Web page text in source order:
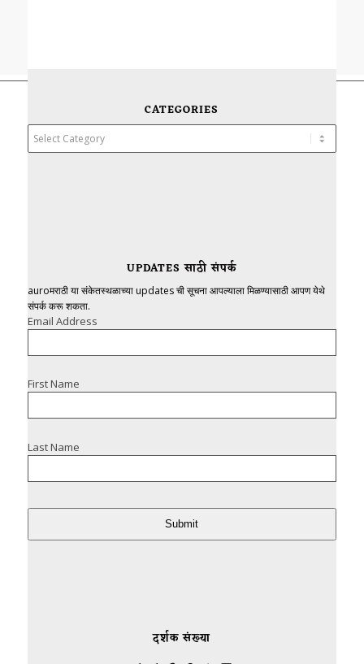
CATEGORIES
Categories
UPDATES साठी संपर्क
auroमराठी या संकेतस्थळाच्या updates ची सूचना आपल्याला मिळण्यासाठी आपण येथे
संपर्क करू शकता.
Email Address
First Name
Last Name
Submit
दर्शक संख्या